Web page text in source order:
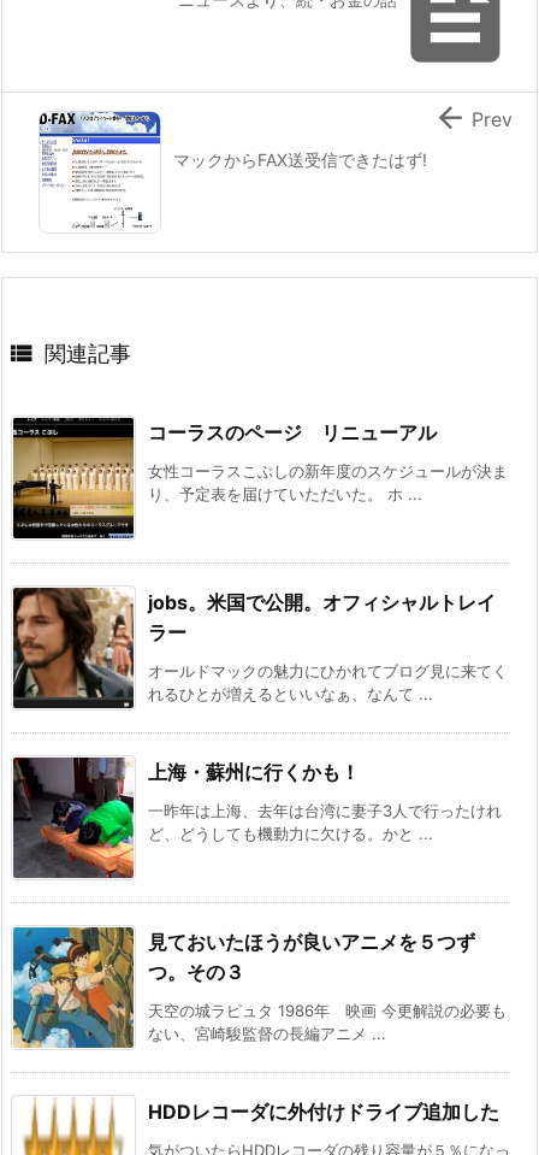
マックからFAX送受信できたはず!
 Prev
 関連記事
コーラスのページ リニューアル
女性コーラスこぶしの新年度のスケジュールが決ま
り、予定表を届けていただいた。 ホ ...
jobs。米国で公開。オフィシャルトレイ
ラー
オールドマックの魅力にひかれてブログ見に来てく
れるひとが増えるといいなぁ、なんて ...
上海・蘇州に行くかも！
一昨年は上海、去年は台湾に妻子3人で行ったけれ
ど、どうしても機動力に欠ける。かと ...
見ておいたほうが良いアニメを５つず
つ。その３
天空の城ラピュタ 1986年 映画 今更解説の必要も
ない、宮崎駿監督の長編アニメ ...
HDDレコーダに外付けドライブ追加した
気がついたらHDDレコーダの残り容量が５％になっ